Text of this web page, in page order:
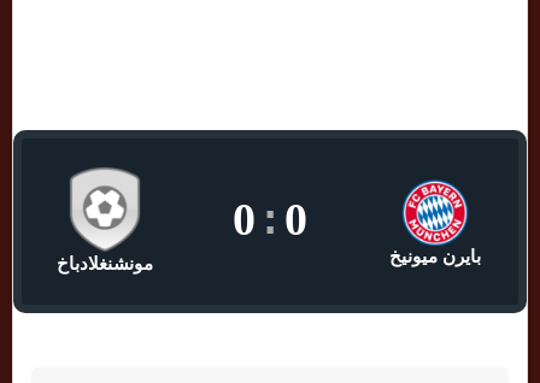
بايرن ميونيخ
0
:
0
مونشنغلادباخ